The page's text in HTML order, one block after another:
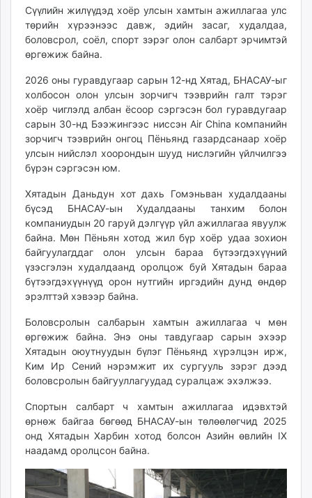
Сүүлийн жилүүдэд хоёр улсын хамтын ажиллагаа улс
төрийн хүрээнээс давж, эдийн засаг, худалдаа,
боловсрол, соёл, спорт зэрэг олон салбарт эрчимтэй
өргөжиж байна.
2026 оны гуравдугаар сарын 12-нд Хятад, БНАСАУ-ыг
холбосон олон улсын зорчигч тээврийн галт тэрэг
хоёр чиглэлд албан ёсоор сэргэсэн бол гуравдугаар
сарын 30-нд Бээжингээс ниссэн Air China компанийн
зорчигч тээврийн онгоц Пёньянд газардсанаар хоёр
улсын нийслэл хоорондын шууд нислэгийн үйлчилгээ
бүрэн сэргэсэн юм.
Хятадын Даньдун хот дахь Гомэньван худалдааны
бүсэд БНАСАУ-ын Худалдааны танхим болон
компаниудын 20 гаруй дэлгүүр үйл ажиллагаа явуулж
байна. Мөн Пёньян хотод жил бүр хоёр удаа зохион
байгуулагддаг олон улсын бараа бүтээгдэхүүний
үзэсгэлэн худалдаанд оролцож буй Хятадын бараа
бүтээгдэхүүнүүд орон нутгийн иргэдийн дунд өндөр
эрэлттэй хэвээр байна.
Боловсролын салбарын хамтын ажиллагаа ч мөн
өргөжиж байна. Энэ оны тавдугаар сарын эхээр
Хятадын оюутнуудын бүлэг Пёньянд хүрэлцэн ирж,
Ким Ир Сений нэрэмжит их сургууль зэрэг дээд
боловсролын байгууллагуудад суралцаж эхэлжээ.
Спортын салбарт ч хамтын ажиллагаа идэвхтэй
өрнөж байгаа бөгөөд БНАСАУ-ын төлөөлөгчид 2025
онд Хятадын Харбин хотод болсон Азийн өвлийн IX
наадамд оролцсон байна.